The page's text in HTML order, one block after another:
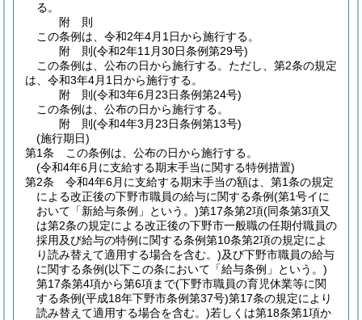
る。
附 則
この条例は、令和2年4月1日から施行する。
附 則(令和2年11月30日条例第29号)
この条例は、公布の日から施行する。 ただし、第2条の規定
は、令和3年4月1日から施行する。
附 則(令和3年6月23日条例第24号)
この条例は、公布の日から施行する。
附 則(令和4年3月23日条例第13号)
(施行期日)
第1条
この条例は、公布の日から施行する。
(令和4年6月に支給する期末手当に関する特例措置)
第2条
令和4年6月に支給する期末手当の額は、第1条の規定
による改正後の下野市職員の給与に関する条例(第1号イに
おいて「新給与条例」という。)第17条第2項(同条第3項又
は第2条の規定による改正後の下野市一般職の任期付職員の
採用及び給与の特例に関する条例第10条第2項の規定によ
り読み替えて適用する場合を含む。)及び下野市職員の給与
に関する条例(以下この条において「給与条例」という。)
第17条第4項から第6項まで(下野市職員の育児休業等に関
する条例(平成18年下野市条例第37号)第17条の規定により
読み替えて適用する場合を含む。)若しくは第18条第1項か